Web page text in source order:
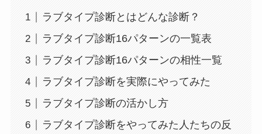
ラブタイプ診断とはどんな診断？
ラブタイプ診断16パターンの一覧表
ラブタイプ診断16パターンの相性一覧
ラブタイプ診断を実際にやってみた
ラブタイプ診断の活かし方
ラブタイプ診断をやってみた人たちの反